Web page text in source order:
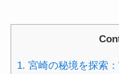
1. 宮崎の秘境を探索